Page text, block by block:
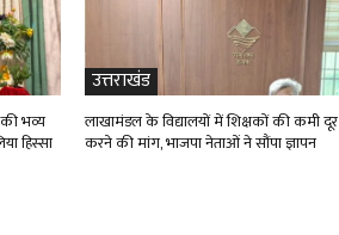
की भव्य
हिस्सा
उत्तराखंड
लाखामंडल के विद्यालयों में शिक्षकों की कमी दूर
करने की मांग, भाजपा नेताओं ने सौंपा ज्ञापन